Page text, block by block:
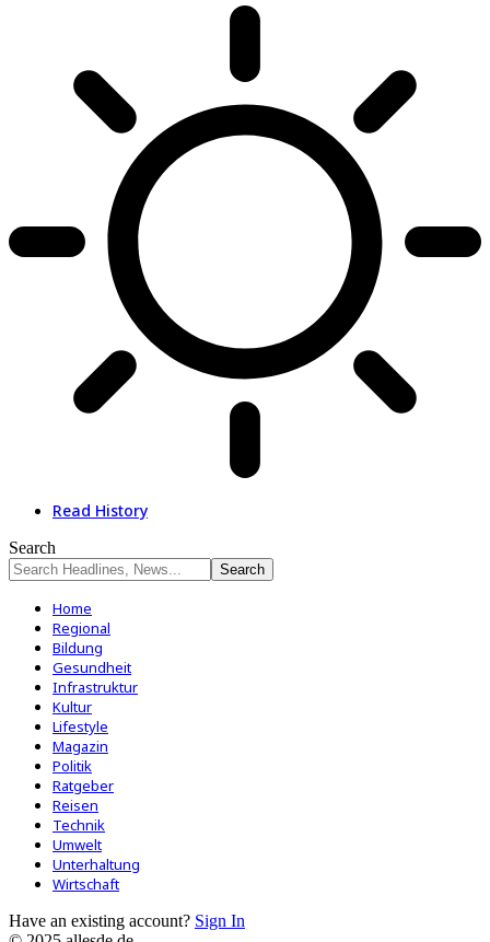
Read History
Search
Home
Regional
Bildung
Gesundheit
Infrastruktur
Kultur
Lifestyle
Magazin
Politik
Ratgeber
Reisen
Technik
Umwelt
Unterhaltung
Wirtschaft
Have an existing account? Sign In